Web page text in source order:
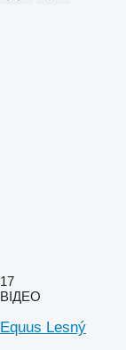
17
ВІДЕО
Equus Lesný